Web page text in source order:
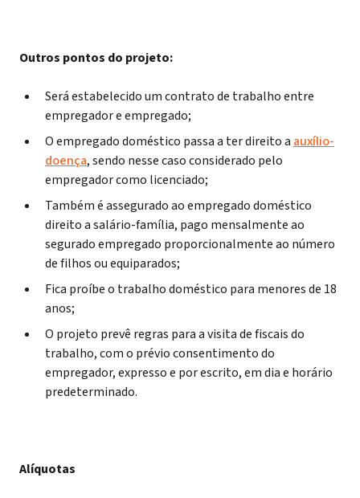
Outros pontos do projeto:
Será estabelecido um contrato de trabalho entre
empregador e empregado;
O empregado doméstico passa a ter direito a auxílio-
doença, sendo nesse caso considerado pelo
empregador como licenciado;
Também é assegurado ao empregado doméstico
direito a salário-família, pago mensalmente ao
segurado empregado proporcionalmente ao número
de filhos ou equiparados;
Fica proíbe o trabalho doméstico para menores de 18
anos;
O projeto prevê regras para a visita de fiscais do
trabalho, com o prévio consentimento do
empregador, expresso e por escrito, em dia e horário
predeterminado.
Alíquotas